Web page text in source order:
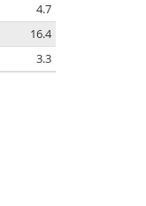
4.7
16.4
3.3